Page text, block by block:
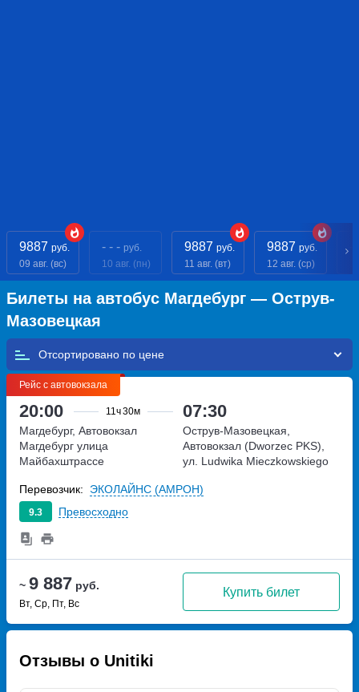
9887 руб.
09 авг. (вс)
- - - руб.
10 авг. (пн)
9887 руб.
11 авг. (вт)
9887 руб.
12 авг. (ср)
Билеты на автобус Магдебург — Острув-
Мазовецкая
Отсортировано по
Рейс с автовокзала
20:00 11ч30м 07:30
~ 9 887 руб.
Вт, Ср, Пт, Вс
Купить билет
Магдебург, Автовокзал
Магдебург улица
Майбахштрассе
Острув-Мазовецкая,
Автовокзал (Dworzec PKS),
ул. Ludwika Mieczkowskiego
9.3 Превосходно
Перевозчик: ЭКОЛАЙНС (АМРОН)
Отзывы о Unitiki